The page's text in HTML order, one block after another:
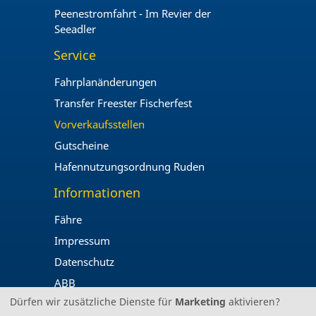
Peenestromfahrt - Im Revier der
Seeadler
Service
Fahrplanänderungen
Transfer Freester Fischerfest
Vorverkaufsstellen
Gutscheine
Hafennutzungsordnung Ruden
Informationen
Fähre
Impressum
Datenschutz
ABB
Dürfen wir zusätzliche Dienste für Marketing aktivieren?